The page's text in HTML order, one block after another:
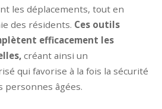
les déplacements, tout en
des résidents. Ces outils
efficacement les
créant ainsi un
qui favorise à la fois la sécurité
personnes âgées.